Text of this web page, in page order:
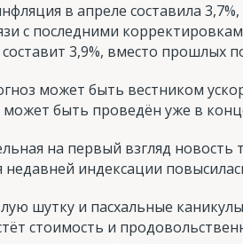
в апреле составила
с последними
3,9%, вместо прошлых
может быть вестником
может быть проведён уже в
на первый взгляд
недавней индексации
шутку и пасхальные
стоимость и